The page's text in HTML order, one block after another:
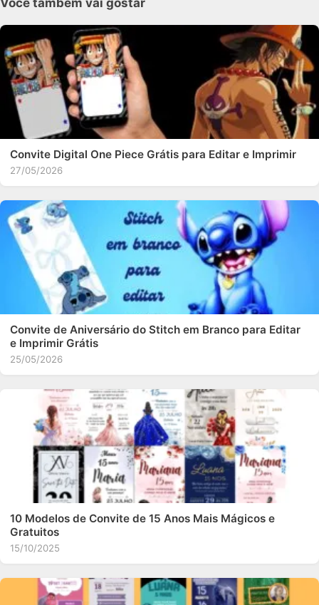
Convite Digital One Piece Grátis para Editar e Imprimir
27/05/2026
Convite de Aniversário do Stitch em Branco para Editar
e Imprimir Grátis
25/05/2026
10 Modelos de Convite de 15 Anos Mais Mágicos e
Gratuitos
15/10/2025